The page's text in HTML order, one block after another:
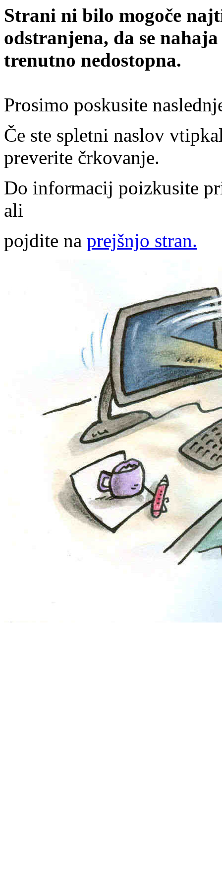
Strani ni bilo mogoče
odstranjena, da se
trenutno nedostopna.
Prosimo poskusite
Če ste spletni naslov
preverite črkovanje.
Do informacij poizkusite
ali
pojdite na prejšnjo stran.